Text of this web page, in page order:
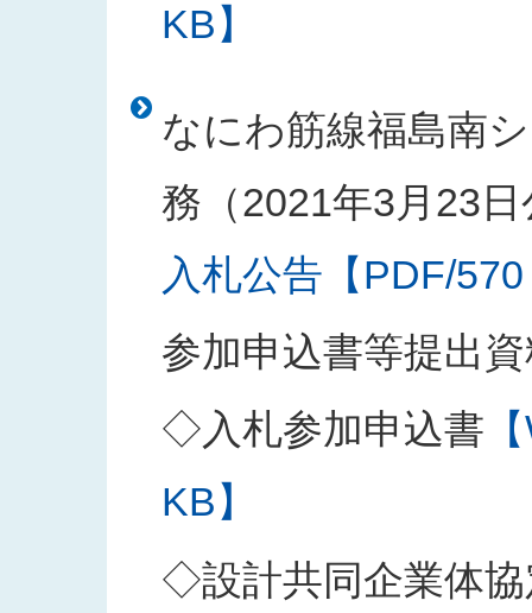
KB】
なにわ筋線福島南
務（2021年3月23日
入札公告【PDF/
参加申込書等提出
◇入札参加申込書
KB】
◇設計共同企業体協